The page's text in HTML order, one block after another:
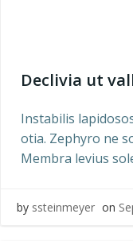
Declivia ut
Instabilis
otia. Zephyro ne
Membra levius
by ssteinmeyer on